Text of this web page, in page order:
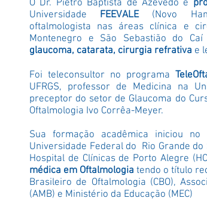
O Dr. Pietro Baptista de Azevedo é
Universidade FEEVALE (Novo
oftalmologista nas áreas clínica e
Montenegro e São Sebastião do
glaucoma, catarata, cirurgia refrativa e
Foi teleconsultor no programa
UFRGS, professor de Medicina na
preceptor do setor de Glaucoma do
Oftalmologia Ivo Corrêa-Meyer.
Sua formação acadêmica iniciou
Universidade Federal do Rio Grande do
Hospital de Clínicas de Porto Alegre
médica em Oftalmologia tendo o título
Brasileiro de Oftalmologia (CBO),
(AMB) e Ministério da Educação (MEC)